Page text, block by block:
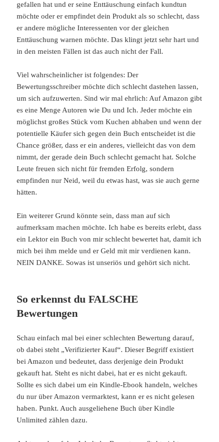
gefallen hat und er seine Enttäuschung einfach kundtun
möchte oder er empfindet dein Produkt als so schlecht, dass
er andere mögliche Interessenten vor der gleichen
Enttäuschung warnen möchte. Das klingt jetzt sehr hart und
in den meisten Fällen ist das auch nicht der Fall.
Viel wahrscheinlicher ist folgendes: Der
Bewertungsschreiber möchte dich schlecht dastehen lassen,
um sich aufzuwerten. Sind wir mal ehrlich: Auf Amazon gibt
es eine Menge Autoren wie Du und Ich. Jeder möchte ein
möglichst großes Stück vom Kuchen abhaben und wenn der
potentielle Käufer sich gegen dein Buch entscheidet ist die
Chance größer, dass er ein anderes, vielleicht das von dem
nimmt, der gerade dein Buch schlecht gemacht hat. Solche
Leute freuen sich nicht für fremden Erfolg, sondern
empfinden nur Neid, weil du etwas hast, was sie auch gerne
hätten.
Ein weiterer Grund könnte sein, dass man auf sich
aufmerksam machen möchte. Ich habe es bereits erlebt, dass
ein Lektor ein Buch von mir schlecht bewertet hat, damit ich
mich bei ihm melde und er Geld mit mir verdienen kann.
NEIN DANKE. Sowas ist unseriös und gehört sich nicht.
So erkennst du FALSCHE
Bewertungen
Schau einfach mal bei einer schlechten Bewertung darauf,
ob dabei steht „Verifizierter Kauf“. Dieser Begriff existiert
bei Amazon und bedeutet, dass derjenige dein Produkt
gekauft hat. Steht es nicht dabei, hat er es nicht gekauft.
Sollte es sich dabei um ein Kindle-Ebook handeln, welches
du nur über Amazon vermarktest, kann er es nicht gelesen
haben. Punkt. Auch ausgeliehene Buch über Kindle
Unlimited zählen dazu.